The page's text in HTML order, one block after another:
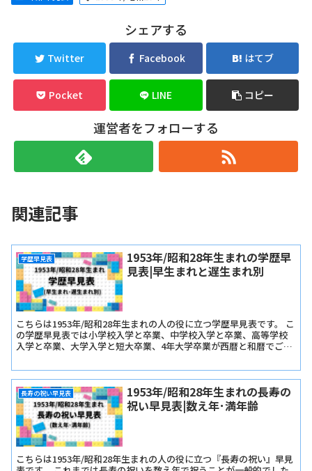
シェアする
Twitter Facebook はてブ
Pocket LINE コピー
運営者をフォローする
関連記事
学歴早見表
1953年/昭和28年生まれの学歴早
見表|早生まれと遅生まれ別
こちらは1953年/昭和28年生まれの人の役に立つ学歴早見表です。 こ
の学歴早見表では小学校入学と卒業、中学校入学と卒業、高等学校
入学と卒業、大学入学と短大卒業、4年大学卒業が西暦と和暦でご確
長寿の祝い早見表
1953年/昭和28年生まれの長寿の
祝い早見表|数え年･満年齢
こちらは1953年/昭和28年生まれの人の役に立つ『長寿の祝い』早見